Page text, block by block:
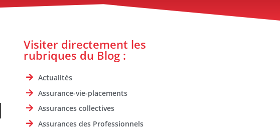
Visiter directement les
rubriques du Blog :
Actualités
Assurance-vie-placements
Assurances collectives
Assurances des Professionnels